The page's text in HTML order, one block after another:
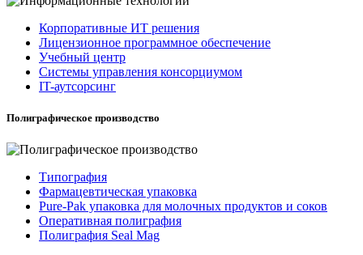
Корпоративные ИТ решения
Лицензионное программное обеспечение
Учебный центр
Системы управления консорциумом
IT-аутсорсинг
Полиграфическое производство
Типография
Фармацевтическая упаковка
Pure-Pak упаковка для молочных продуктов и соков
Оперативная полиграфия
Полиграфия Seal Mag